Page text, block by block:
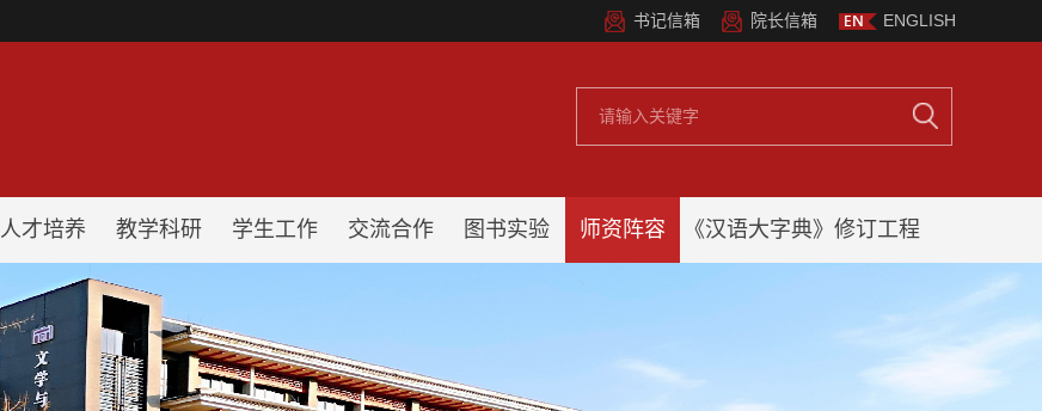
ENGLISH
院长信箱
书记信箱
人才培养 教学科研 学生工作 交流合作 图书实验 师资阵容 《汉语大字典》修订工程